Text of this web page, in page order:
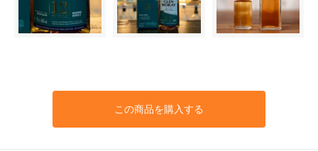
この商品を購入する